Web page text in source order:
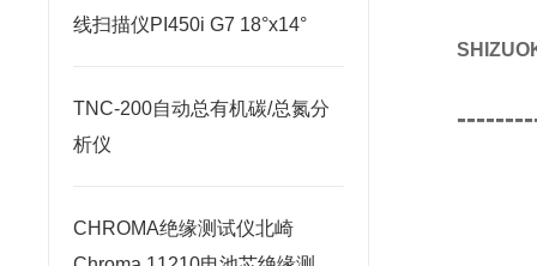
线扫描仪PI450i G7 18°x14°
TNC-200自动总有机碳/总氮分
析仪
CHROMA绝缘测试仪北崎